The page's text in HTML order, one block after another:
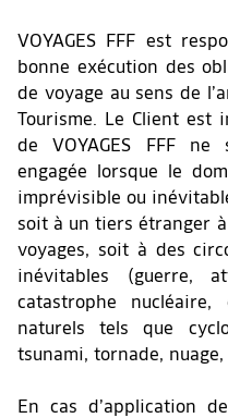
VOYAGES FFF est
bonne exécution des
de voyage au sens de
Tourisme. Le Client est
de VOYAGES FFF
engagée lorsque le
imprévisible ou
soit à un tiers étranger
voyages, soit à des
inévitables (guerre,
catastrophe nucléaire,
naturels tels que
tsunami, tornade,
En cas d’application